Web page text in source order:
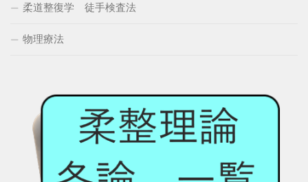
柔道整復学 徒手検査法
物理療法